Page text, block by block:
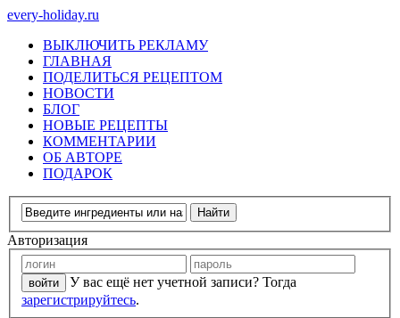
every-holiday.ru
ВЫКЛЮЧИТЬ РЕКЛАМУ
ГЛАВНАЯ
ПОДЕЛИТЬСЯ РЕЦЕПТОМ
НОВОСТИ
БЛОГ
НОВЫЕ РЕЦЕПТЫ
КОММЕНТАРИИ
ОБ АВТОРЕ
ПОДАРОК
Авторизация
У вас ещё нет учетной записи? Тогда
зарегистрируйтесь.